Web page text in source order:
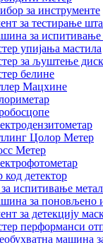
за инструменте
за тестирање
за испитивање
упијања мастила
за љуштење
белине
Мацхине
Цолор Метер
Метер
код детектор
испитивање
за поновљено
за детекцију
перформанси
машина